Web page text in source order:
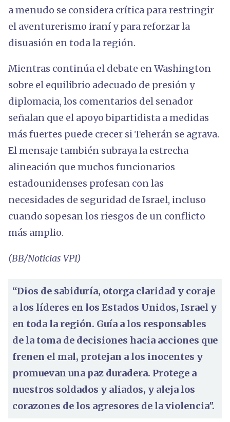
a menudo se considera crítica para restringir
el aventurerismo iraní y para reforzar la
disuasión en toda la región.
Mientras continúa el debate en Washington
sobre el equilibrio adecuado de presión y
diplomacia, los comentarios del senador
señalan que el apoyo bipartidista a medidas
más fuertes puede crecer si Teherán se agrava.
El mensaje también subraya la estrecha
alineación que muchos funcionarios
estadounidenses profesan con las
necesidades de seguridad de Israel, incluso
cuando sopesan los riesgos de un conflicto
más amplio.
(BB/Noticias VPI)
“Dios de sabiduría, otorga claridad y coraje
a los líderes en los Estados Unidos, Israel y
en toda la región. Guía a los responsables
de la toma de decisiones hacia acciones que
frenen el mal, protejan a los inocentes y
promuevan una paz duradera. Protege a
nuestros soldados y aliados, y aleja los
corazones de los agresores de la violencia".